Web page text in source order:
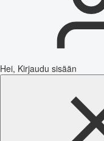
Hei, Kirjaudu sisään